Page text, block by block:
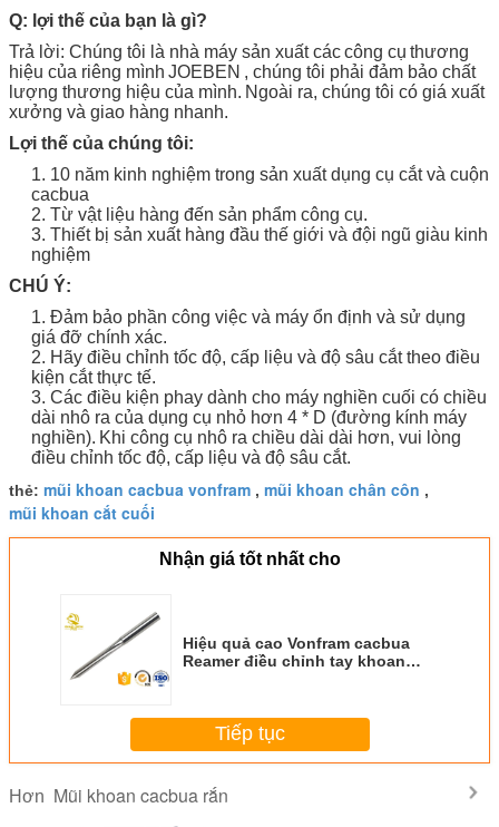
Q: lợi thế của bạn là gì?
Trả lời: Chúng tôi là nhà máy sản xuất cáccông cụ thương
hiệu của riêng mình JOEBEN , chúng tôi phải đảm bảo chất
lượng thương hiệu của mình. Ngoài ra, chúng tôi có giá xuất
xưởng và giao hàng nhanh.
Lợi thế của chúng tôi:
1. 10 năm kinh nghiệm trong sản xuất dụng cụ cắt và cuộn
cacbua
2. Từ vật liệu hàng đến sản phẩm công cụ.
3. Thiết bị sản xuất hàng đầu thế giới và đội ngũ giàu kinh
nghiệm
CHÚ Ý:
1. Đảm bảo phần công việc và máy ổn định và sử dụng
giá đỡ chính xác.
2. Hãy điều chỉnh tốc độ, cấp liệu và độ sâu cắt theo điều
kiện cắt thực tế.
3. Các điều kiện phay dành cho máy nghiền cuối có chiều
dài nhô ra của dụng cụ nhỏ hơn 4 * D (đường kính máy
nghiền). Khi công cụ nhô ra chiều dài dài hơn, vui lòng
điều chỉnh tốc độ, cấp liệu và độ sâu cắt.
thẻ: mũi khoan cacbua vonfram , mũi khoan chân côn ,
mũi khoan cắt cuối
Nhận giá tốt nhất cho
Hiệu quả cao Vonfram cacbua
Reamer điều chỉnh tay khoan
Tiếp tục
Hơn Mũi khoan cacbua rắn